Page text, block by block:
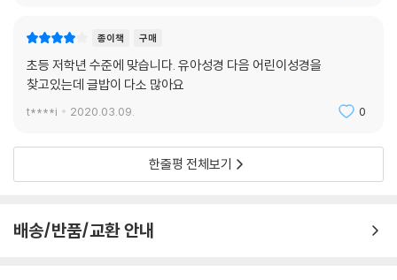
종이책 구매
초등 저학년 수준에 맞습니다. 유아성경 다음 어린이성경을
찾고있는데 글밥이 다소 많아요
t****i 2020.03.09. 0
한줄평 전체보기
배송/반품/교환 안내